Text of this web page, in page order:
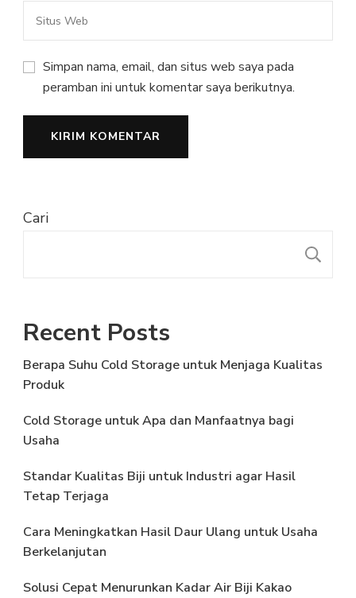
Simpan nama, email, dan situs web saya pada
peramban ini untuk komentar saya berikutnya.
Cari
Recent Posts
Berapa Suhu Cold Storage untuk Menjaga Kualitas
Produk
Cold Storage untuk Apa dan Manfaatnya bagi
Usaha
Standar Kualitas Biji untuk Industri agar Hasil
Tetap Terjaga
Cara Meningkatkan Hasil Daur Ulang untuk Usaha
Berkelanjutan
Solusi Cepat Menurunkan Kadar Air Biji Kakao